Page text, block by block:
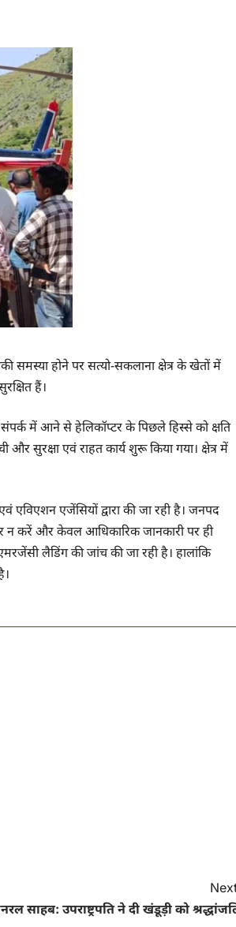
समस्या होने पर सत्यो-सकलाना क्षेत्र के खेतों में
हैं।
में आने से हेलिकॉप्टर के पिछले हिस्से को क्षति
सुरक्षा एवं राहत कार्य शुरू किया गया। क्षेत्र में
एविएशन एजेंसियों द्वारा की जा रही है। जनपद
न करें और केवल आधिकारिक जानकारी पर ही
लैडिंग की जांच की जा रही है। हालांकि
साहब: उपराष्ट्रपति ने दी खंडूड़ी को